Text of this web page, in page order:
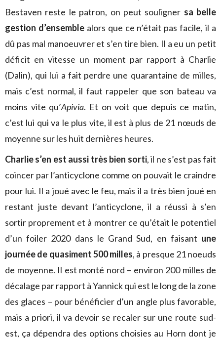
Bestaven reste le patron, on peut souligner sa belle
gestion d’ensemblealors que ce n’était pas facile, il a
dû pas mal manoeuvrer et s’en tire bien. Il a eu un petit
déficit en vitesse un moment par rapport à Charlie
(Dalin), qui lui a fait perdre une quarantaine de milles,
mais c’est normal, il faut rappeler que son bateau va
moins vite qu’Apivia. Et on voit que depuis ce matin,
c’est lui qui va le plus vite, il est à plus de 21 nœuds de
moyenne sur les huit dernières heures.
Charlie s’en est aussi très bien sorti, il ne s’est pas fait
coincer par l’anticyclone comme on pouvait le craindre
pour lui. Il a joué avec le feu, mais il a très bien joué en
restant juste devant l’anticyclone, il a réussi à s’en
sortir proprement et à montrer ce qu’était le potentiel
d’un foiler 2020 dans le Grand Sud, en faisant une
journée de quasiment 500 milles, à presque 21 noeuds
de moyenne. Il est monté nord – environ 200 milles de
décalage par rapport à Yannick qui est le long de la zone
des glaces – pour bénéficier d’un angle plus favorable,
mais a priori, il va devoir se recaler sur une route sud-
est, ça dépendra des options choisies au Horn dont je